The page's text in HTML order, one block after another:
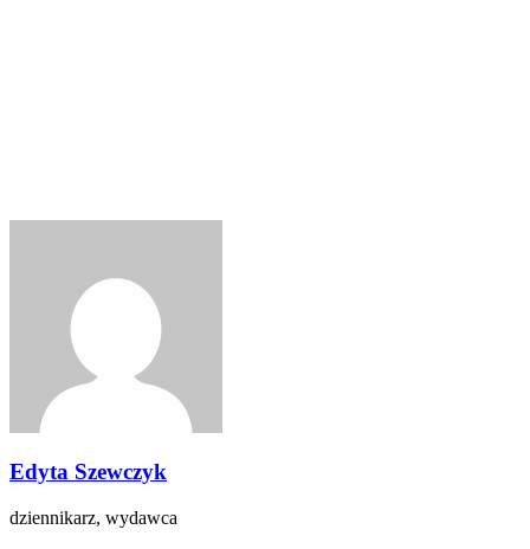
Edyta Szewczyk
dziennikarz, wydawca